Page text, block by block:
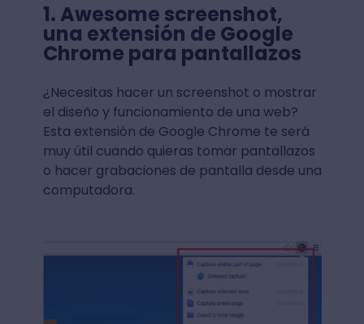
1. Awesome screenshot,
una extensión de Google
Chrome para pantallazos
¿Necesitas hacer un screenshot o mostrar
el diseño y funcionamiento de una web?
Esta extensión de Google Chrome te será
muy útil cuando quieras tomar pantallazos
o hacer grabaciones de pantalla desde una
computadora.